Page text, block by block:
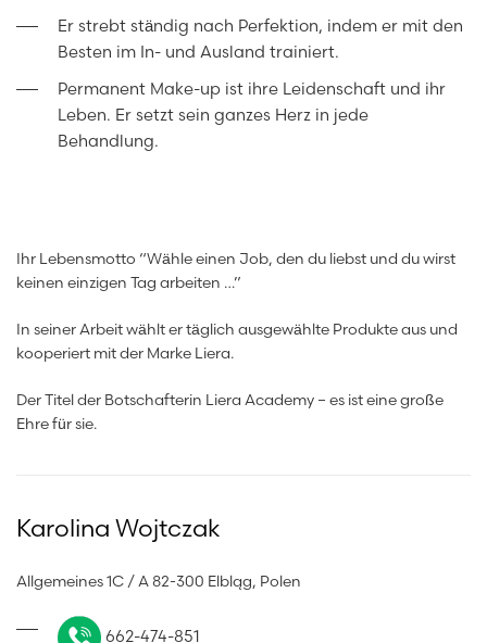
Er strebt ständig nach Perfektion, indem er mit den
Besten im In- und Ausland trainiert.
Permanent Make-up ist ihre Leidenschaft und ihr
Leben. Er setzt sein ganzes Herz in jede
Behandlung.
Ihr Lebensmotto “Wähle einen Job, den du liebst und du wirst
keinen einzigen Tag arbeiten …”
In seiner Arbeit wählt er täglich ausgewählte Produkte aus und
kooperiert mit der Marke Liera.
Der Titel der Botschafterin Liera Academy – es ist eine große
Ehre für sie.
Karolina Wojtczak
Allgemeines 1C / A 82-300 Elbląg, Polen
662-474-851